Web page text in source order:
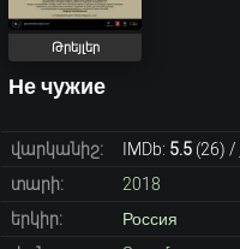
Թրեյլեր
Не чужие
վարկանիշ: IMDb: 5.5(26) /
տարի:
2018
երկիր:
Россия